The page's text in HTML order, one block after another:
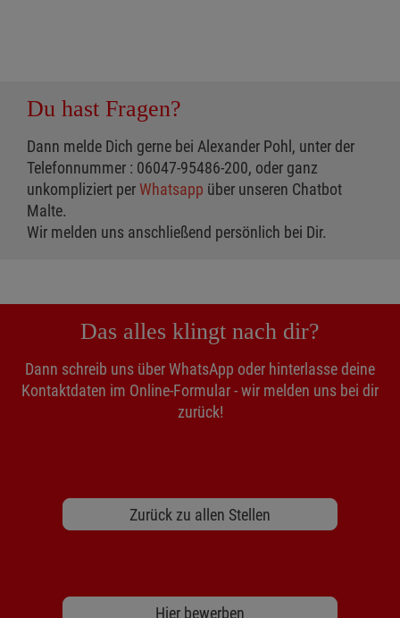
Du hast Fragen?
Dann melde Dich gerne bei Alexander Pohl, unter der
Telefonnummer : 06047-95486-200, oder ganz
unkompliziert perWhatsapp über unseren Chatbot
Malte.
Wir melden uns anschließend persönlich bei Dir.
Das alles klingt nach dir?
Dann schreib uns über WhatsApp oder hinterlasse deine
Kontaktdaten im Online-Formular - wir melden uns bei dir
zurück!
Zurück zu allen Stellen
Hier bewerben